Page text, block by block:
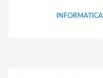
INFORMATICA